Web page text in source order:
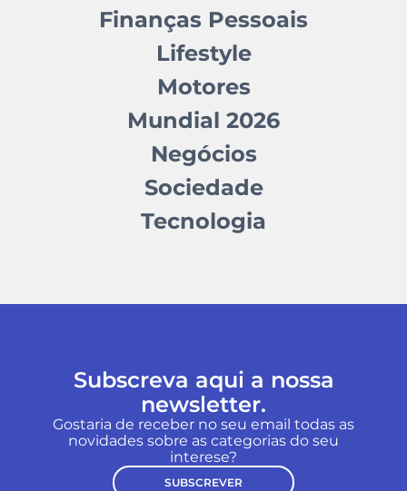
Finanças Pessoais
Lifestyle
Motores
Mundial 2026
Negócios
Sociedade
Tecnologia
Subscreva aqui a nossa
newsletter.
Gostaria de receber no seu email todas as
novidades sobre as categorias do seu
interese?
SUBSCREVER